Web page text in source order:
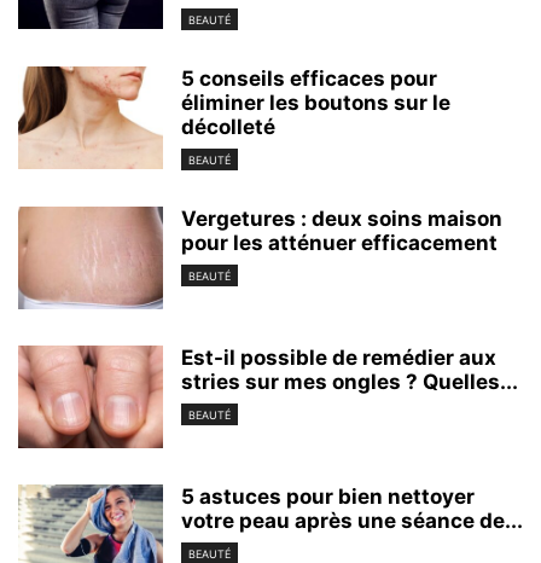
BEAUTÉ
5 conseils efficaces pour
éliminer les boutons sur le
décolleté
BEAUTÉ
Vergetures : deux soins maison
pour les atténuer efficacement
BEAUTÉ
Est-il possible de remédier aux
stries sur mes ongles ? Quelles...
BEAUTÉ
5 astuces pour bien nettoyer
votre peau après une séance de...
BEAUTÉ